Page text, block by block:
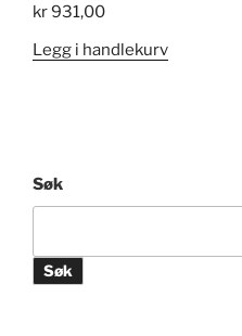
kr931,00
Legg i handlekurv
Søk
Søk